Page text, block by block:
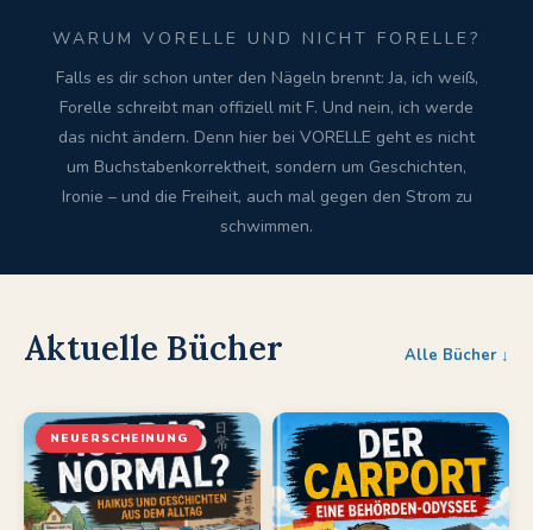
WARUM VORELLE UND NICHT FORELLE?
Falls es dir schon unter den Nägeln brennt: Ja, ich weiß,
Forelle schreibt man offiziell mit F. Und nein, ich werde
das nicht ändern. Denn hier bei VORELLE geht es nicht
um Buchstabenkorrektheit, sondern um Geschichten,
Ironie – und die Freiheit, auch mal gegen den Strom zu
schwimmen.
Aktuelle Bücher Alle Bücher ↓
NEUERSCHEINUNG